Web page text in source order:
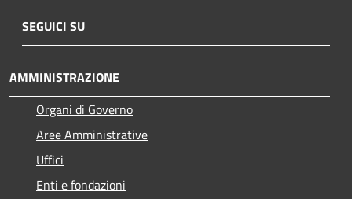
SEGUICI SU
AMMINISTRAZIONE
Organi di Governo
Aree Amministrative
Uffici
Enti e fondazioni